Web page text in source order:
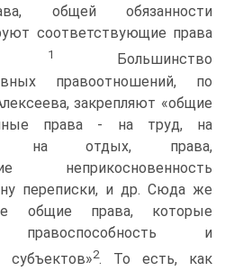
общей обязанности
соответствующие права
1
Большинство
правоотношений, по
закрепляют «общие
права - на труд, на
на отдых, права,
неприкосновенность
переписки, и др. Сюда же
общие права, которые
и
субъектов»2. То есть, как